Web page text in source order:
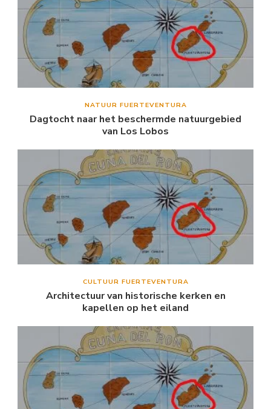
NATUUR FUERTEVENTURA
Dagtocht naar het beschermde natuurgebied
van Los Lobos
CULTUUR FUERTEVENTURA
Architectuur van historische kerken en
kapellen op het eiland